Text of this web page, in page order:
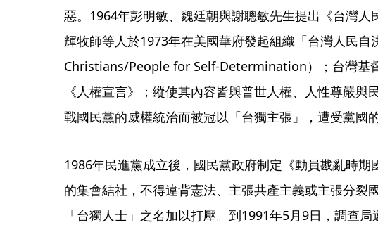
惡。1964年彭明敏、魏廷朝與謝聰敏先生提出《台灣人
輝牧師等人於1973年在美國華府發起組織「台灣人民自
Christians/People for Self-Determination）；台灣基
《人權宣言》；縱使其內容皆與普世人權、人性尊嚴與
戰國民黨的威權統治而被冠以「台獨主張」，遭受黨國的
1986年民進黨成立後，國民黨政府制定《動員戡亂時期
的集會結社，不得違背憲法、主張共產主義或主張分裂
「台獨人士」之名加以打壓。到1991年5月9日，調查局